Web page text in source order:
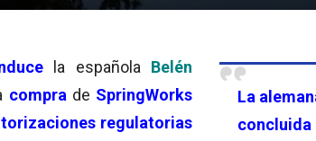
La
concluida
la española Belén
compra de SpringWorks
regulatorias